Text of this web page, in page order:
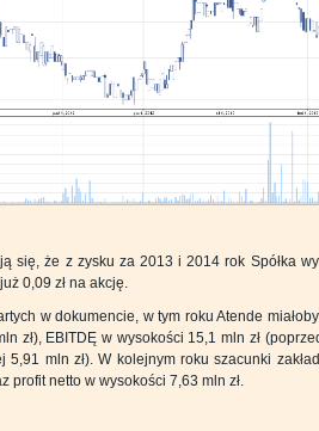
się, że z zysku za 2013 i 2014 rok Spółka
0,09 zł na akcję.
w dokumencie, w tym roku Atende
zł), EBITDĘ w wysokości 15,1 mln zł
5,91 mln zł). W kolejnym roku szacunki
profit netto w wysokości 7,63 mln zł.